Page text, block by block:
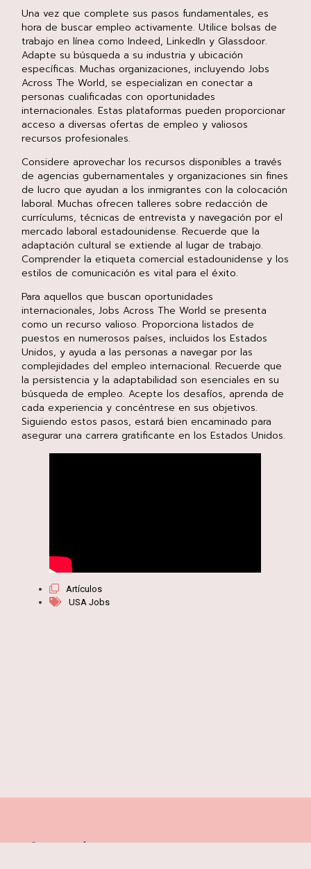
Una vez que complete sus pasos fundamentales, es
hora de buscar empleo activamente. Utilice bolsas de
trabajo en línea como Indeed, LinkedIn y Glassdoor.
Adapte su búsqueda a su industria y ubicación
específicas. Muchas organizaciones, incluyendo Jobs
Across The World, se especializan en conectar a
personas cualificadas con oportunidades
internacionales. Estas plataformas pueden proporcionar
acceso a diversas ofertas de empleo y valiosos
recursos profesionales.
Considere aprovechar los recursos disponibles a través
de agencias gubernamentales y organizaciones sin fines
de lucro que ayudan a los inmigrantes con la colocación
laboral. Muchas ofrecen talleres sobre redacción de
currículums, técnicas de entrevista y navegación por el
mercado laboral estadounidense. Recuerde que la
adaptación cultural se extiende al lugar de trabajo.
Comprender la etiqueta comercial estadounidense y los
estilos de comunicación es vital para el éxito.
Para aquellos que buscan oportunidades
internacionales, Jobs Across The World se presenta
como un recurso valioso. Proporciona listados de
puestos en numerosos países, incluidos los Estados
Unidos, y ayuda a las personas a navegar por las
complejidades del empleo internacional. Recuerde que
la persistencia y la adaptabilidad son esenciales en su
búsqueda de empleo. Acepte los desafíos, aprenda de
cada experiencia y concéntrese en sus objetivos.
Siguiendo estos pasos, estará bien encaminado para
asegurar una carrera gratificante en los Estados Unidos.
Artículos
USA Jobs
Categorías